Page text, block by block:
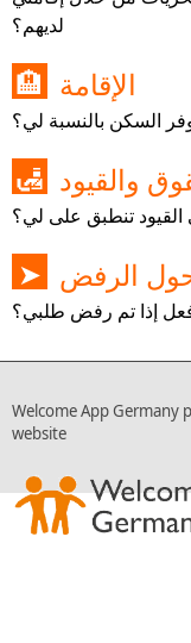
لديهم؟
🏨 الإقامة
السكن بالنسبة لي؟
🛃 والقيود
تنطبق على لي؟
➤ الرفض
إذا تم رفض طلبي؟
Welcome App Germany
website